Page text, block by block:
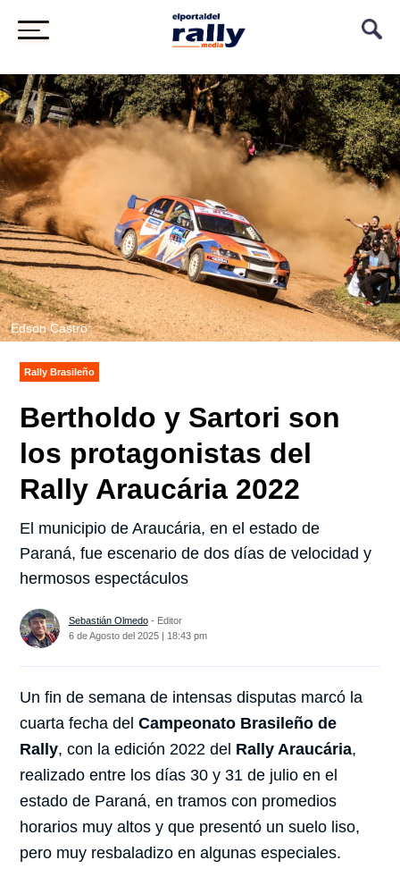
Edson Castro
Rally Brasileño
Bertholdo y Sartori son
los protagonistas del
Rally Araucária 2022
El municipio de Araucária, en el estado de
Paraná, fue escenario de dos días de velocidad y
hermosos espectáculos
Sebastián Olmedo- Editor
6 de Agosto del 2025 | 18:43 pm
Un fin de semana de intensas disputas marcó la
cuarta fecha delCampeonato Brasileño de
Rally, con la edición 2022 del Rally Araucária,
realizado entre los días 30 y 31 de julio en el
estado de Paraná, en tramos con promedios
horarios muy altos y que presentó un suelo liso,
pero muy resbaladizo en algunas especiales.